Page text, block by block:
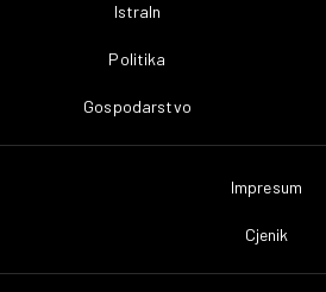
IstraIn
Politika
Gospodarstvo
Impresum
Cjenik